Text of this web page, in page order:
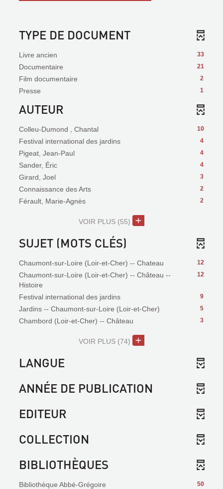
TYPE DE DOCUMENT
33
Livre ancien
21
Documentaire
2
Film documentaire
1
Presse
AUTEUR
10
Colleu-Dumond , Chantal
4
Festival international des jardins
4
Pigeat, Jean-Paul
4
Sander, Éric
3
Girard, Joel
2
Connaissance des Arts
2
Férault, Marie-Agnès
VOIR PLUS (55)
SUJET (MOTS CLÉS)
12
Chaumont-sur-Loire (Loir-et-Cher) -- Chateau
12
Chaumont-sur-Loire (Loir-et-Cher) -- Château --
Histoire
9
Festival international des jardins
5
Jardins -- Chaumont-sur-Loire (Loir-et-Cher)
3
Chambord (Loir-et-Cher) -- Château
VOIR PLUS (74)
LANGUE
ANNÉE DE PUBLICATION
EDITEUR
COLLECTION
BIBLIOTHÈQUES
50
Bibliothèque Abbé-Grégoire